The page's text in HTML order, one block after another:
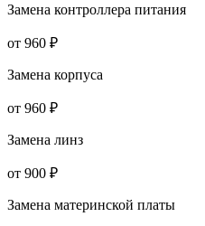
Замена контроллера питания
от 960 ₽
Замена корпуса
от 960 ₽
Замена линз
от 900 ₽
Замена материнской платы